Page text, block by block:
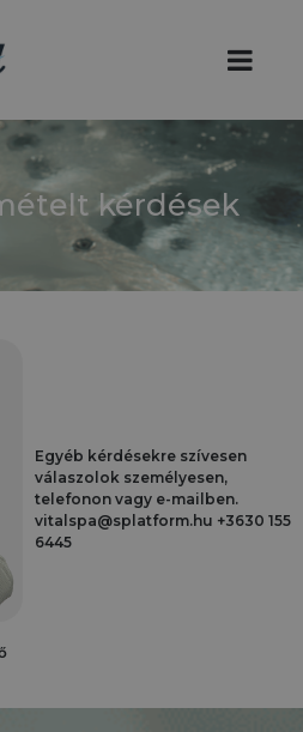
kérdések
Egyéb kérdésekre szívesen
válaszolok személyesen,
telefonon vagy e-mailben.
vitalspa@splatform.hu +3630 155
6445